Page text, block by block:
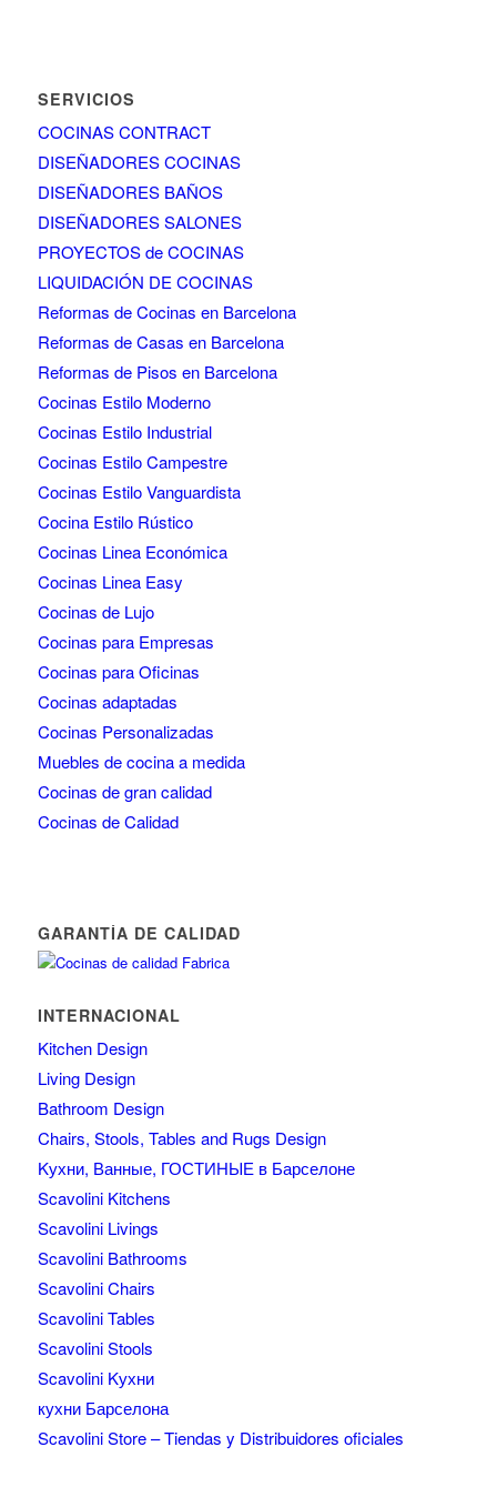
SERVICIOS
COCINAS CONTRACT
DISEÑADORES COCINAS
DISEÑADORES BAÑOS
DISEÑADORES SALONES
PROYECTOS de COCINAS
LIQUIDACIÓN DE COCINAS
Reformas de Cocinas en Barcelona
Reformas de Casas en Barcelona
Reformas de Pisos en Barcelona
Cocinas Estilo Moderno
Cocinas Estilo Industrial
Cocinas Estilo Campestre
Cocinas Estilo Vanguardista
Cocina Estilo Rústico
Cocinas Linea Económica
Cocinas Linea Easy
Cocinas de Lujo
Cocinas para Empresas
Cocinas para Oficinas
Cocinas adaptadas
Cocinas Personalizadas
Muebles de cocina a medida
Cocinas de gran calidad
Cocinas de Calidad
GARANTÍA DE CALIDAD
INTERNACIONAL
Kitchen Design
Living Design
Bathroom Design
Chairs, Stools, Tables and Rugs Design
Kухни, Ванные, ГОСТИНЫЕ в Барселоне
Scavolini Kitchens
Scavolini Livings
Scavolini Bathrooms
Scavolini Chairs
Scavolini Tables
Scavolini Stools
Scavolini Kухни
кухни Барселона
Scavolini Store – Tiendas y Distribuidores oficiales